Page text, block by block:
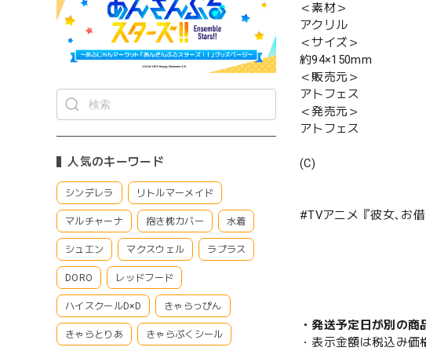
人気のキーワード
シンデレラ リトルマーメイド
マルチャーナ 抱き枕カバー 水着
シュエン マクスウェル ラプラス
DORO レッドフード
ハイスクールD×D きゃらっぴん
きゃらとりあ きゃらぷくシール
＜素材＞
アクリル
＜サイズ＞
約94×150mm
＜販売元＞
アトフェス
＜発売元＞
アトフェス
(C)
#TVアニメ『彼女､お
・発送予定日が別の
・表示金額は税込み価